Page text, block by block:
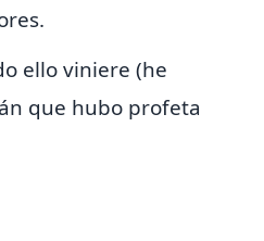
ello viniere (he
que hubo profeta